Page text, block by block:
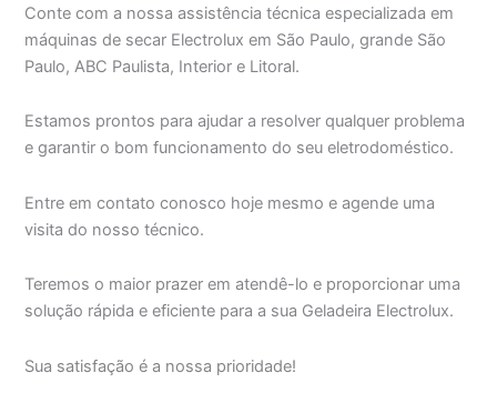
Conte com a nossa assistência técnica especializada em
máquinas de secar Electrolux em São Paulo, grande São
Paulo, ABC Paulista, Interior e Litoral.
Estamos prontos para ajudar a resolver qualquer problema
e garantir o bom funcionamento do seu eletrodoméstico.
Entre em contato conosco hoje mesmo e agende uma
visita do nosso técnico.
Teremos o maior prazer em atendê-lo e proporcionar uma
solução rápida e eficiente para a sua Geladeira Electrolux.
Sua satisfação é a nossa prioridade!